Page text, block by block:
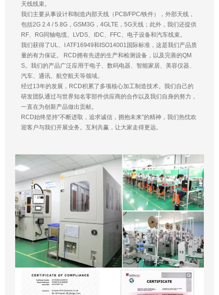
天线线束。
我们主要从事设计和制造内部天线（PCB/FPC/铁件），外部天线，
包括2G 2.4 / 5.8G，GSM3G，4GLTE，5G天线；此外，我们还提供
RF、RG同轴电缆、LVDS、IDC、FFC、电子设备和汽车线束。
我们获得了UL、I ATF16949和ISO14001国际标准，这是我们产品质
量的有力保证。 RCD拥有先进的生产和检测设备，以及完善的QM
S。我们的产品广泛应用于电子、数码电器、智能家居、美容仪器、
汽车、通讯、航空航天等领域。
经过13年的发展，RCD积累了多项核心加工制造技术。我们自己的
研发团队通过与世界知名零部件供应商的合作以及我们自身的努力，
一直在为创新产品做出贡献。
RCD始终坚持“不断进取，追求诚信，拥抱未来”的精神，我们热忱欢
迎客户与我们开展业务。互利共赢，让大家走得更远。